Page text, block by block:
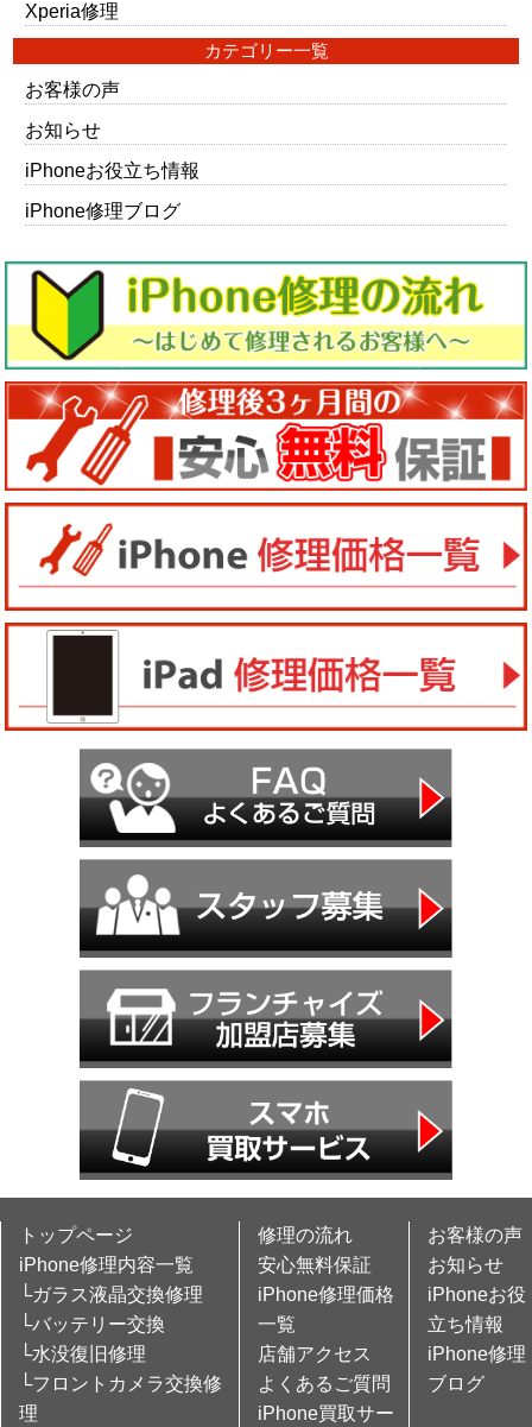
Xperia修理
カテゴリー一覧
お客様の声
お知らせ
iPhoneお役立ち情報
iPhone修理ブログ
トップページ
iPhone修理内容一覧
└ガラス液晶交換修理
└バッテリー交換
└水没復旧修理
└フロントカメラ交換修
理
修理の流れ
安心無料保証
iPhone修理価格
一覧
店舗アクセス
よくあるご質問
iPhone買取サー
お客様の声
お知らせ
iPhoneお役
立ち情報
iPhone修理
ブログ